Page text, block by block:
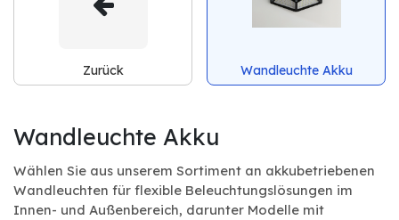
Zurück Wandleuchte Akku
Wandleuchte Akku
Wählen Sie aus unserem Sortiment an akkubetriebenen
Wandleuchten für flexible Beleuchtungslösungen im
Innen- und Außenbereich, darunter Modelle mit